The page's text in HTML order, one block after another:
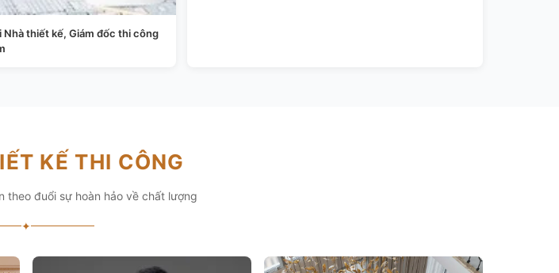
Nhà thiết kế, Giám đốc thi công
KẾ THI CÔNG
theo đuổi sự hoàn hảo về chất lượng
✦